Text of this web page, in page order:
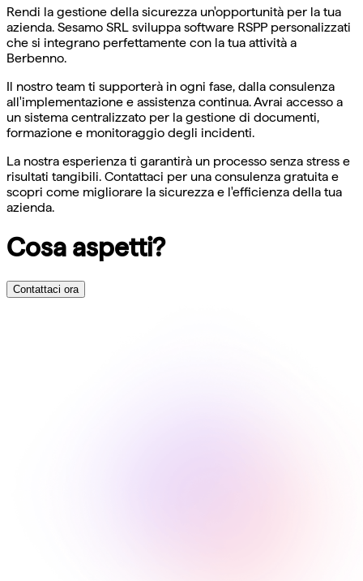
Rendi la gestione della sicurezza un'opportunità per la tua
azienda. Sesamo SRL sviluppa software RSPP personalizzati
che si integrano perfettamente con la tua attività a
Berbenno.
Il nostro team ti supporterà in ogni fase, dalla consulenza
all'implementazione e assistenza continua. Avrai accesso a
un sistema centralizzato per la gestione di documenti,
formazione e monitoraggio degli incidenti.
La nostra esperienza ti garantirà un processo senza stress e
risultati tangibili. Contattaci per una consulenza gratuita e
scopri come migliorare la sicurezza e l'efficienza della tua
azienda.
Cosa aspetti?
Contattaci ora